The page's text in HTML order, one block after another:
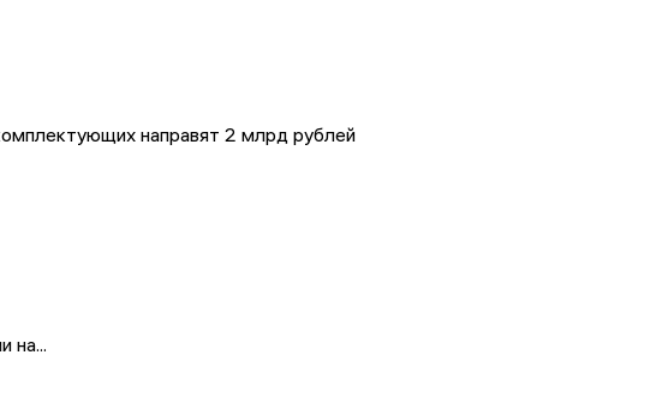
направят 2 млрд рублей
на...